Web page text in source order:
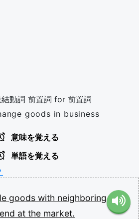
動詞 前置詞 for 前置詞
goods in business
意味を覚える
単語を覚える
goods with neighboring
at the market.